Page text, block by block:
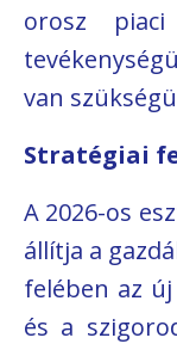
orosz
van
Stratégiai
A 2026-os
állítja a
felében az
és a